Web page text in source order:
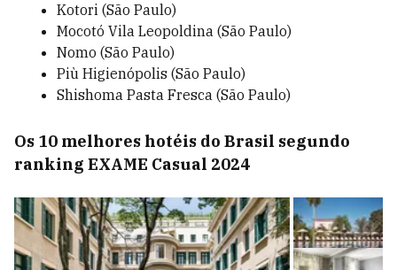
Kotori (São Paulo)
Mocotó Vila Leopoldina (São Paulo)
Nomo (São Paulo)
Più Higienópolis (São Paulo)
Shishoma Pasta Fresca (São Paulo)
Os 10 melhores hotéis do Brasil segundo
ranking EXAME Casual 2024